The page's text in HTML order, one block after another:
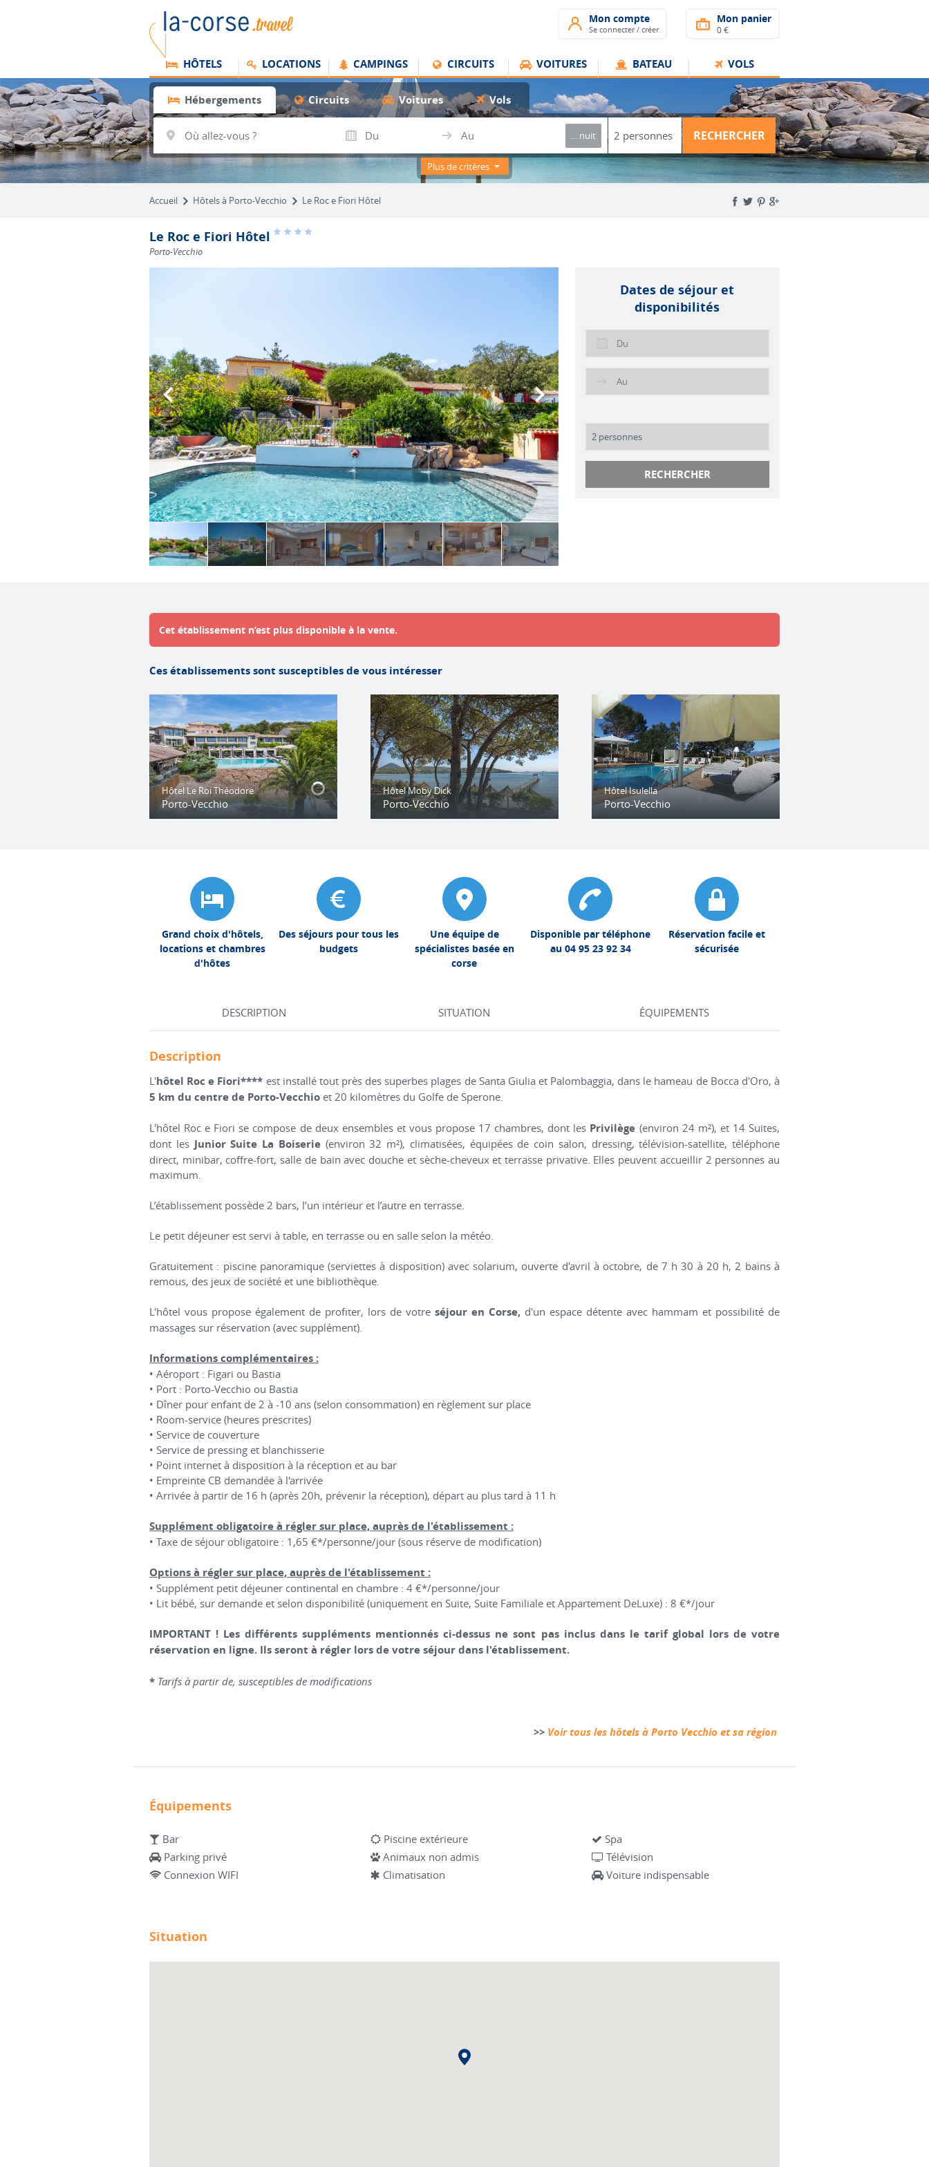
Mon compte
Se connecter / créer
Mon panier
0 €
HÔTELS LOCATIONS CAMPINGS CIRCUITS VOITURES BATEAU VOLS
Hébergements Circuits Voitures Vols
... nuit RECHERCHER
Plus de critères
Accueil Hôtels à Porto-Vecchio Le Roc e Fiori Hôtel
Le Roc e Fiori Hôtel
Porto-Vecchio
Dates de séjour et
disponibilités
RECHERCHER
Cet établissement n’est plus disponible à la vente.
Ces établissements sont susceptibles de vous intéresser
Hôtel Le Roi Théodore
Porto-Vecchio
Hôtel Moby Dick
Porto-Vecchio
Hôtel Isulella
Porto-Vecchio
Grand choix d'hôtels,
locations et chambres
d'hôtes
Des séjours pour tous les
budgets
Une équipe de
spécialistes basée en
corse
Disponible par téléphone
au 04 95 23 92 34
Réservation facile et
sécurisée
DESCRIPTION SITUATION ÉQUIPEMENTS
Description
L'hôtel Roc e Fiori**** est installé tout près des superbes plages de Santa Giulia et Palombaggia, dans le hameau de Bocca d'Oro, à
5 km du centre de Porto-Vecchio et 20 kilomètres du Golfe de Sperone.
L'hôtel Roc e Fiori se compose de deux ensembles et vous propose 17 chambres, dont les Privilège (environ 24 m²), et 14 Suites,
dont les Junior Suite La Boiserie(environ 32 m²), climatisées, équipées de coin salon, dressing, télévision-satellite, téléphone
direct, minibar, coffre-fort, salle de bain avec douche et sèche-cheveux et terrasse privative. Elles peuvent accueillir 2 personnes au
maximum.
L’établissement possède 2 bars, l’un intérieur et l’autre en terrasse.
Le petit déjeuner est servi à table, en terrasse ou en salle selon la météo.
Gratuitement : piscine panoramique (serviettes à disposition) avec solarium, ouverte d'avril à octobre, de 7 h 30 à 20 h, 2 bains à
remous, des jeux de société et une bibliothèque.
L'hôtel vous propose également de profiter, lors de votre séjour en Corse, d'un espace détente avec hammam et possibilité de
massages sur réservation (avec supplément).
Informations complémentaires :
• Aéroport : Figari ou Bastia
• Port : Porto-Vecchio ou Bastia
• Dîner pour enfant de 2 à -10 ans (selon consommation) en règlement sur place
• Room-service (heures prescrites)
• Service de couverture
• Service de pressing et blanchisserie
• Point internet à disposition à la réception et au bar
• Empreinte CB demandée à l'arrivée
• Arrivée à partir de 16 h (après 20h, prévenir la réception), départ au plus tard à 11 h
Supplément obligatoire à régler sur place, auprès de l'établissement :
• Taxe de séjour obligatoire : 1,65 €*/personne/jour (sous réserve de modification)
Options à régler sur place, auprès de l'établissement :
• Supplément petit déjeuner continental en chambre : 4 €*/personne/jour
• Lit bébé, sur demande et selon disponibilité (uniquement en Suite, Suite Familiale et Appartement DeLuxe) : 8 €*/jour
IMPORTANT ! Les différents suppléments mentionnés ci-dessus ne sont pas inclus dans le tarif global lors de votre
réservation en ligne. Ils seront à régler lors de votre séjour dans l'établissement.
* Tarifs à partir de, susceptibles de modifications
>> Voir tous les hôtels à Porto Vecchio et sa région
Équipements
Bar Piscine extérieure
Spa
Parking privé
Animaux non admis
Télévision
Connexion WIFI
Climatisation Voiture indispensable
Situation